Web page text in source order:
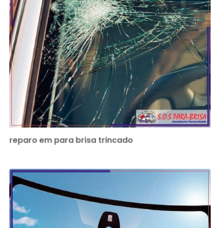
reparo em para brisa trincado